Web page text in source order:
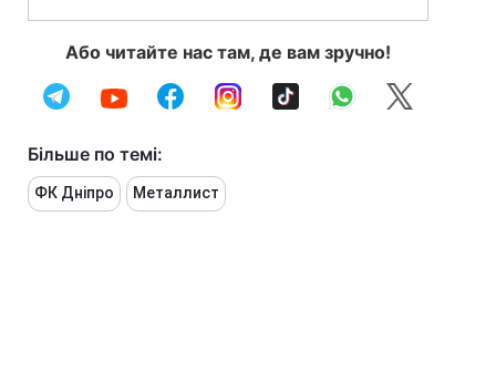
Або читайте нас там, де вам зручно!
Більше по темі:
ФК Дніпро Металлист